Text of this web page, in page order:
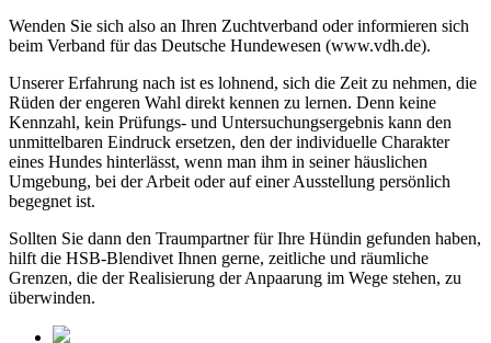
Wenden Sie sich also an Ihren Zuchtverband oder informieren sich
beim Verband für das Deutsche Hundewesen (www.vdh.de).
Unserer Erfahrung nach ist es lohnend, sich die Zeit zu nehmen, die
Rüden der engeren Wahl direkt kennen zu lernen. Denn keine
Kennzahl, kein Prüfungs- und Untersuchungsergebnis kann den
unmittelbaren Eindruck ersetzen, den der individuelle Charakter
eines Hundes hinterlässt, wenn man ihm in seiner häuslichen
Umgebung, bei der Arbeit oder auf einer Ausstellung persönlich
begegnet ist.
Sollten Sie dann den Traumpartner für Ihre Hündin gefunden haben,
hilft die HSB-Blendivet Ihnen gerne, zeitliche und räumliche
Grenzen, die der Realisierung der Anpaarung im Wege stehen, zu
überwinden.